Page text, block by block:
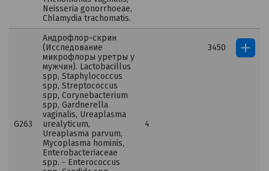
Neisseria gonorrhoeae,
Chlamydia trachomatis.
G263
Андрофлор-скрин
(Исследование
микрофлоры уретры у
мужчин). Lactobacillus
spp, Staphylococcus
spp, Streptococcus
spp, Corynebacterium
spp, Gardnerella
vaginalis, Ureaplasma
urealyticum,
Ureaplasma parvum,
Mycoplasma hominis,
Enterobacteriaceae
spp. - Enterococcus
4
3450